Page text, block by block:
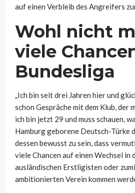
auf einen Verbleib des Angreifers
Wohl nicht
viele
Bundesliga
„Ich bin seit drei Jahren hier und
schon Gespräche mit dem Klub, der
ich bin jetzt 29 und muss schauen,
Hamburg geborene Deutsch-Türke
dessen bewusst zu sein, dass
viele Chancen auf einen Wechsel in
ausländischen Erstligisten oder
ambitionierten Verein kommen